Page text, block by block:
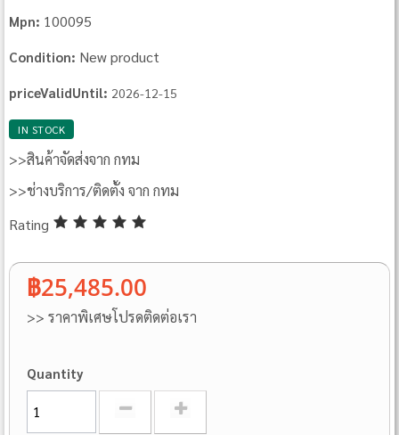
Mpn: 100095
Condition: New product
priceValidUntil: 2026-12-15
IN STOCK
>>สินค้าจัดส่งจาก กทม
>>ช่างบริการ/ติดตั้ง จาก กทม
Rating
฿25,485.00
>> ราคาพิเศษโปรดติดต่อเรา
Quantity